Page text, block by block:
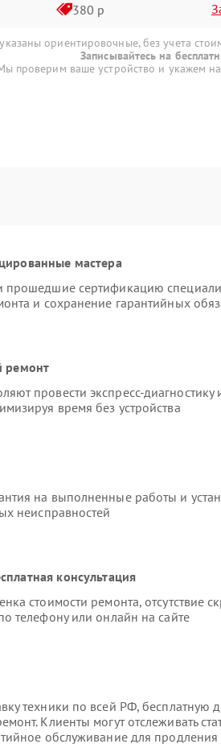
380 р
ориентировочные, без учета
Записывайтесь на
проверим ваше устройство и укажем
мастера
прошедшие сертификацию
и сохранение гарантийных
ремонт
провести экспресс-диагностику
время без устройства
на выполненные работы и
неисправностей
консультация
стоимости ремонта, отсутствие
телефону или онлайн на сайте
техники по всей РФ, бесплатную
Клиенты могут отслеживать
обслуживание для